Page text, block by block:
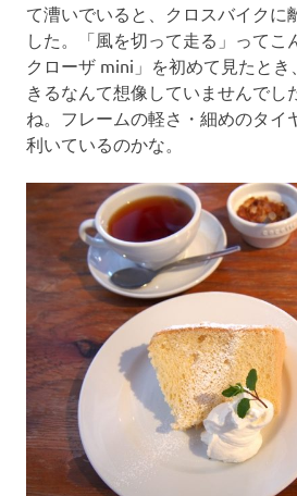
て漕いでいると、クロスバイクに
した。「風を切って走る」ってこ
クローザ mini」を初めて見たと
きるなんて想像していませんでし
ね。フレームの軽さ・細めのタイ
利いているのかな。